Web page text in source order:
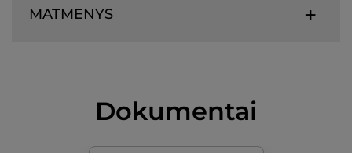
MATMENYS
Dokumentai